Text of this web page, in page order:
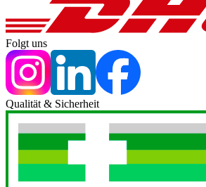
Folgt uns
Qualität & Sicherheit